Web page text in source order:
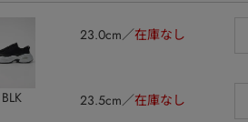
BLK
23.0cm 在庫なし
23.5cm 在庫なし